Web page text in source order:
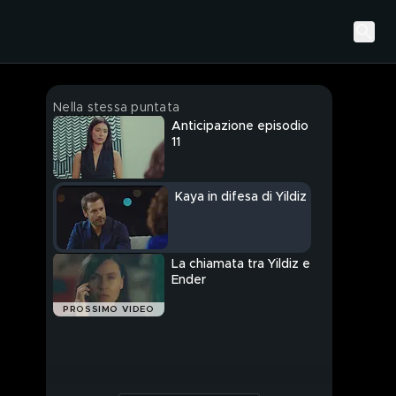
Nella stessa puntata
Anticipazione episodio
11
Kaya in difesa di Yildiz
PROSSIMO VIDEO
La chiamata tra Yildiz e
Ender